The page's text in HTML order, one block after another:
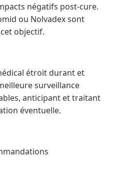
négatifs post-cure.
ou Nolvadex sont
objectif.
étroit durant et
surveillance
anticipant et traitant
éventuelle.